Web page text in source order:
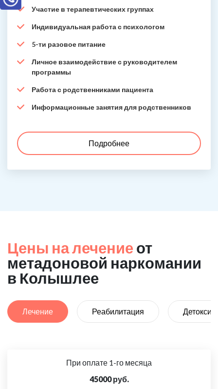
Участие в терапевтических группах
Индивидуальная работа с психологом
5-ти разовое питание
Личное взаимодействие с руководителем
программы
Работа с родственниками пациента
Информационные занятия для родственников
Подробнее
Цены на лечение от
метадоновой наркомании
в Колышлее
Лечение Реабилитация
При оплате 1-го месяца
45000 руб.